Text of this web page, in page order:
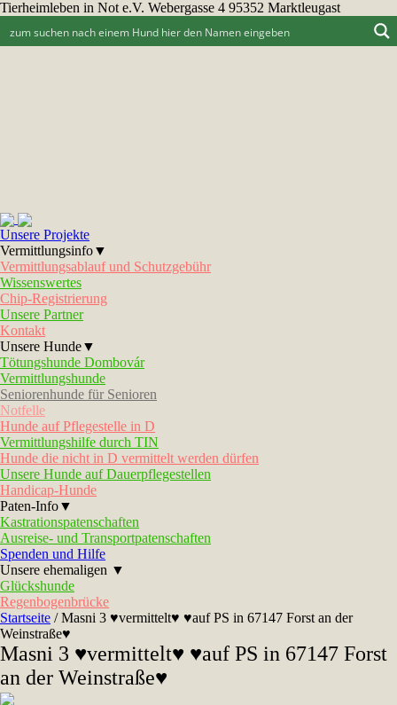
Tierheimleben in Not e.V. Webergasse 4 95352 Marktleugast
Unsere Projekte
Vermittlungsinfo▼
Vermittlungsablauf und Schutzgebühr
Wissenswertes
Chip-Registrierung
Unsere Partner
Kontakt
Unsere Hunde▼
Tötungshunde Dombovár
Vermittlungshunde
Seniorenhunde für Senioren
Notfelle
Hunde auf Pflegestelle in D
Vermittlungshilfe durch TIN
Hunde die nicht in D vermittelt werden dürfen
Unsere Hunde auf Dauerpflegestellen
Handicap-Hunde
Paten-Info▼
Kastrationspatenschaften
Ausreise- und Transportpatenschaften
Spenden und Hilfe
Unsere ehemaligen ▼
Glückshunde
Regenbogenbrücke
Startseite /Masni 3 ♥vermittelt♥ ♥auf PS in 67147 Forst an der
Weinstraße♥
Masni 3 ♥vermittelt♥ ♥auf PS in 67147 Forst
an der Weinstraße♥